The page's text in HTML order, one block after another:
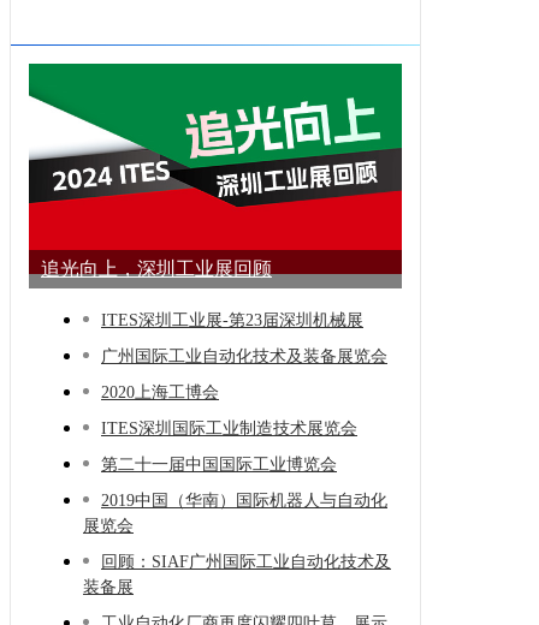
追光向上，深圳工业展回顾
ITES深圳工业展-第23届深圳机械展
广州国际工业自动化技术及装备展览会
2020上海工博会
ITES深圳国际工业制造技术展览会
第二十一届中国国际工业博览会
2019中国（华南）国际机器人与自动化
展览会
回顾：SIAF广州国际工业自动化技术及
装备展